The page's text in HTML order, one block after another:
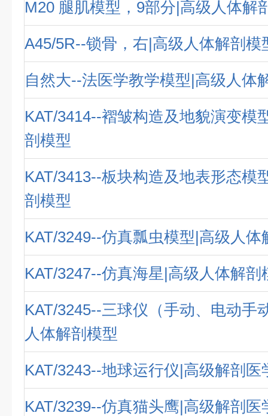
M20 腿肌模型，9部分|高级人体解
A45/5R--锁骨，右|高级人体解剖模
自然大--法医学教学模型|高级人体
KAT/3414--褶皱构造及地貌演变模
剖模型
KAT/3413--板块构造及地表形态模
剖模型
KAT/3249--仿真瓢虫模型|高级人体
KAT/3247--仿真海星|高级人体解剖
KAT/3245--三球仪（手动、电动手
人体解剖模型
KAT/3243--地球运行仪|高级解剖医
KAT/3239--仿真猫头鹰|高级解剖医